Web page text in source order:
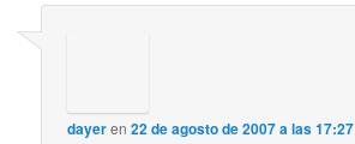
dayeren22 de agosto de 2007 a las 17:27